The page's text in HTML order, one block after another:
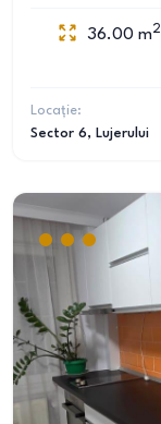
36.00 m2
Locație:
Sector 6, Lujerului